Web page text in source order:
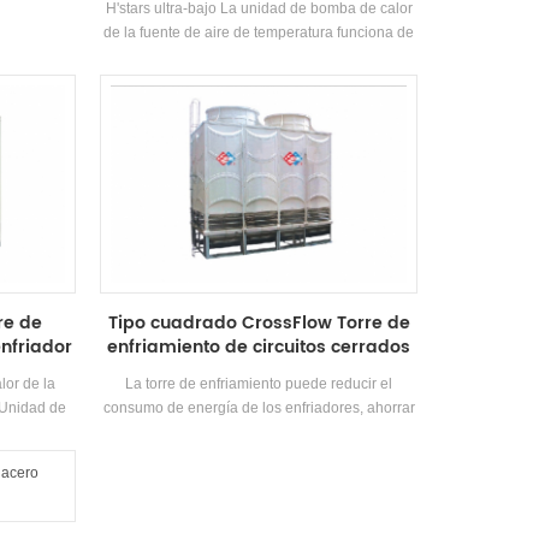
H'stars ultra-bajo La unidad de bomba de calor
de la fuente de aire de temperatura funciona de
utilizando aire como fuente de calor, no se
descargan contaminantes, y 55 ℃ El agua
caliente está preparada para satisfacer la
demanda de agua caliente entre 35-55 ℃.
Cuenta con función de calefacción y es
adecuado para suministro de aire directo o
radiación de piso Calefacción.
de
de la
de
y agua
la
de agua
Tipo cuadrado CrossFlow Torre de
enfriamiento de circuitos cerrados
La torre de enfriamiento puede reducir el
consumo de energía de los enfriadores, ahorrar